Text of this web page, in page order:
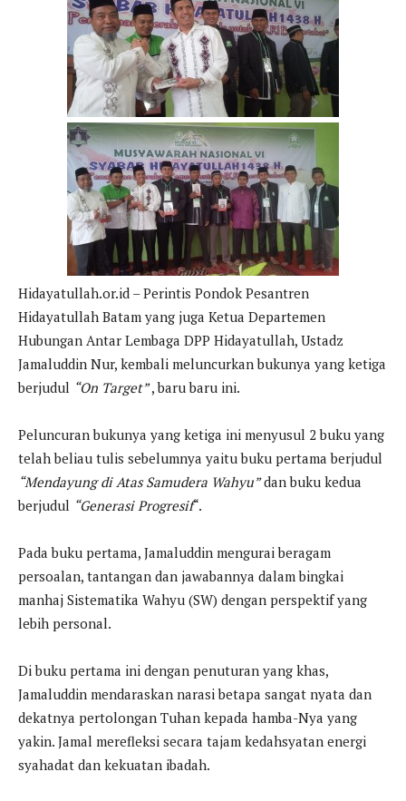
Hidayatullah.or.id – Perintis Pondok Pesantren
Hidayatullah Batam yang juga Ketua Departemen
Hubungan Antar Lembaga DPP Hidayatullah, Ustadz
Jamaluddin Nur, kembali meluncurkan bukunya yang ketiga
berjudul “On Target”, baru baru ini.
Peluncuran bukunya yang ketiga ini menyusul 2 buku yang
telah beliau tulis sebelumnya yaitu buku pertama berjudul
“Mendayung di Atas Samudera Wahyu”dan buku kedua
berjudul “Generasi Progresif“.
Pada buku pertama, Jamaluddin mengurai beragam
persoalan, tantangan dan jawabannya dalam bingkai
manhaj Sistematika Wahyu (SW) dengan perspektif yang
lebih personal.
Di buku pertama ini dengan penuturan yang khas,
Jamaluddin mendaraskan narasi betapa sangat nyata dan
dekatnya pertolongan Tuhan kepada hamba-Nya yang
yakin. Jamal merefleksi secara tajam kedahsyatan energi
syahadat dan kekuatan ibadah.